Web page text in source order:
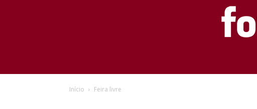
Início Feira livre